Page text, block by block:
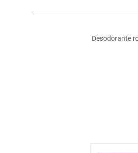
otros
Desodorante